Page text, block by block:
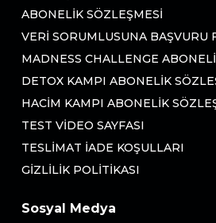
ABONELIK SÖZLEŞMESI
VERI SORUMLUSUNA BAŞVURU
MADNESS CHALLENGE
DETOX KAMPI ABONELIK
HACIM KAMPI ABONELIK
TEST VIDEO SAYFASI
TESLIMAT İADE KOŞULLARI
GIZLILIK POLITIKASI
Sosyal Medya